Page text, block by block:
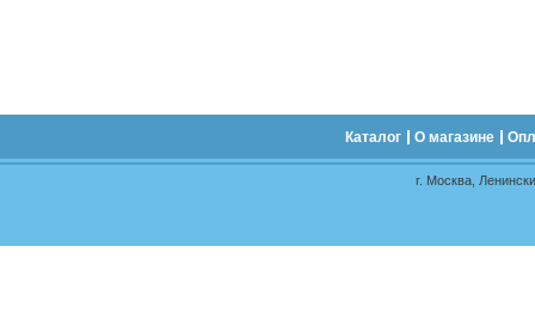
Каталог О магазине
г. Москва,